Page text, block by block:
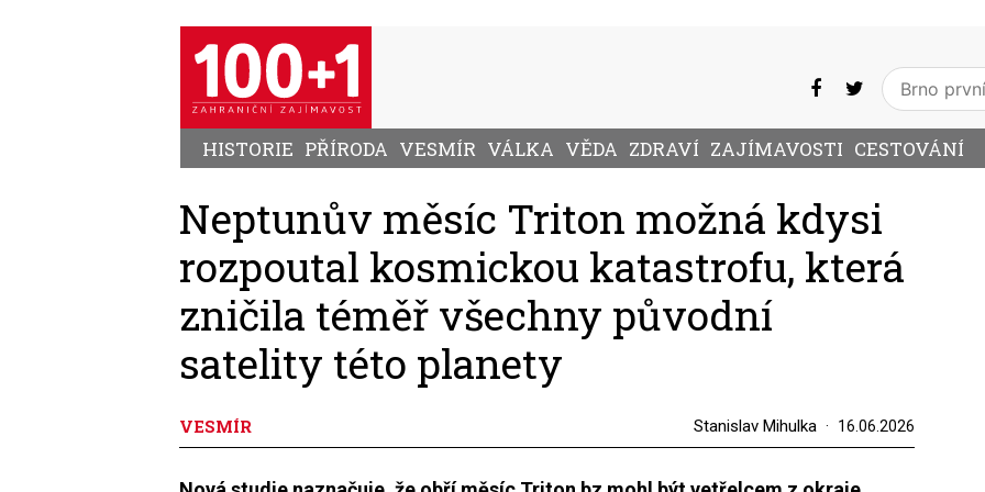
HISTORIE PŘÍRODA VESMÍR VÁLKA VĚDA ZDRAVÍ ZAJÍMAVOSTI CESTOVÁNÍ
Neptunův měsíc Triton možná kdysi
rozpoutal kosmickou katastrofu, která
zničila téměř všechny původní
satelity této planety
VESMÍR Stanislav Mihulka 16.06.2026